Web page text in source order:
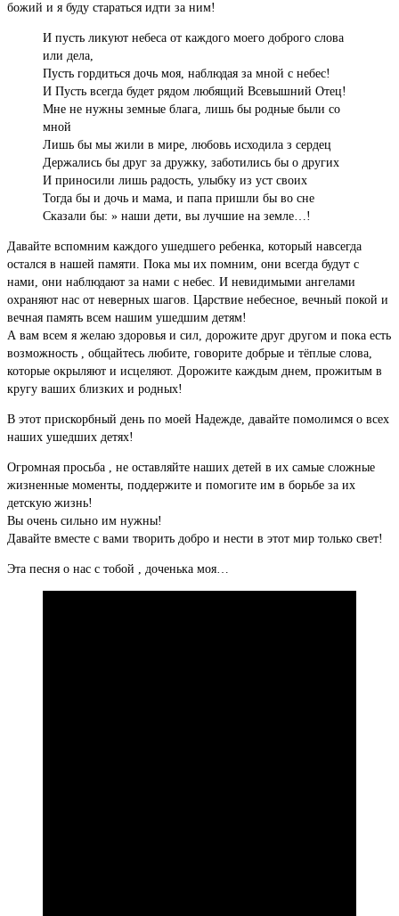
божий и я буду стараться идти за ним!
И пусть ликуют небеса от каждого моего доброго слова
или дела,
Пусть гордиться дочь моя, наблюдая за мной с небес!
И Пусть всегда будет рядом любящий Всевышний Отец!
Мне не нужны земные блага, лишь бы родные были со
мной
Лишь бы мы жили в мире, любовь исходила з сердец
Держались бы друг за дружку, заботились бы о других
И приносили лишь радость, улыбку из уст своих
Тогда бы и дочь и мама, и папа пришли бы во сне
Сказали бы: » наши дети, вы лучшие на земле…!
Давайте вспомним каждого ушедшего ребенка, который навсегда
остался в нашей памяти. Пока мы их помним, они всегда будут с
нами, они наблюдают за нами с небес. И невидимыми ангелами
охраняют нас от неверных шагов. Царствие небесное, вечный покой и
вечная память всем нашим ушедшим детям!
А вам всем я желаю здоровья и сил, дорожите друг другом и пока есть
возможность , общайтесь любите, говорите добрые и тёплые слова,
которые окрыляют и исцеляют. Дорожите каждым днем, прожитым в
кругу ваших близких и родных!
В этот прискорбный день по моей Надежде, давайте помолимся о всех
наших ушедших детях!
Огромная просьба , не оставляйте наших детей в их самые сложные
жизненные моменты, поддержите и помогите им в борьбе за их
детскую жизнь!
Вы очень сильно им нужны!
Давайте вместе с вами творить добро и нести в этот мир только свет!
Эта песня о нас с тобой , доченька моя…